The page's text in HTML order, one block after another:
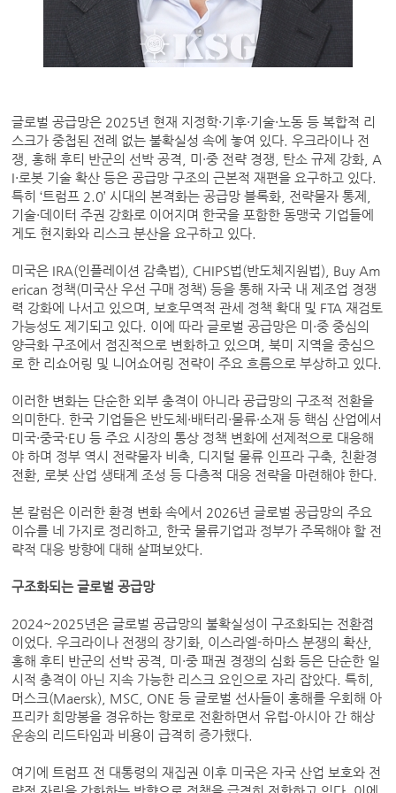
글로벌 공급망은 2025년 현재 지정학·기후·기술·노동 등 복합적 리
스크가 중첩된 전례 없는 불확실성 속에 놓여 있다. 우크라이나 전
쟁, 홍해 후티 반군의 선박 공격, 미·중 전략 경쟁, 탄소 규제 강화, A
I·로봇 기술 확산 등은 공급망 구조의 근본적 재편을 요구하고 있다.
특히 ‘트럼프 2.0’ 시대의 본격화는 공급망 블록화, 전략물자 통제,
기술·데이터 주권 강화로 이어지며 한국을 포함한 동맹국 기업들에
게도 현지화와 리스크 분산을 요구하고 있다.
미국은 IRA(인플레이션 감축법), CHIPS법(반도체지원법), Buy Am
erican 정책(미국산 우선 구매 정책) 등을 통해 자국 내 제조업 경쟁
력 강화에 나서고 있으며, 보호무역적 관세 정책 확대 및 FTA 재검토
가능성도 제기되고 있다. 이에 따라 글로벌 공급망은 미·중 중심의
양극화 구조에서 점진적으로 변화하고 있으며, 북미 지역을 중심으
로 한 리쇼어링 및 니어쇼어링 전략이 주요 흐름으로 부상하고 있다.
이러한 변화는 단순한 외부 충격이 아니라 공급망의 구조적 전환을
의미한다. 한국 기업들은 반도체·배터리·물류·소재 등 핵심 산업에서
미국·중국·EU 등 주요 시장의 통상 정책 변화에 선제적으로 대응해
야 하며 정부 역시 전략물자 비축, 디지털 물류 인프라 구축, 친환경
전환, 로봇 산업 생태계 조성 등 다층적 대응 전략을 마련해야 한다.
본 칼럼은 이러한 환경 변화 속에서 2026년 글로벌 공급망의 주요
이슈를 네 가지로 정리하고, 한국 물류기업과 정부가 주목해야 할 전
략적 대응 방향에 대해 살펴보았다.
구조화되는 글로벌 공급망
2024~2025년은 글로벌 공급망의 불확실성이 구조화되는 전환점
이었다. 우크라이나 전쟁의 장기화, 이스라엘-하마스 분쟁의 확산,
홍해 후티 반군의 선박 공격, 미·중 패권 경쟁의 심화 등은 단순한 일
시적 충격이 아닌 지속 가능한 리스크 요인으로 자리 잡았다. 특히,
머스크(Maersk), MSC, ONE 등 글로벌 선사들이 홍해를 우회해 아
프리카 희망봉을 경유하는 항로로 전환하면서 유럽-아시아 간 해상
운송의 리드타임과 비용이 급격히 증가했다.
여기에 트럼프 전 대통령의 재집권 이후 미국은 자국 산업 보호와 전